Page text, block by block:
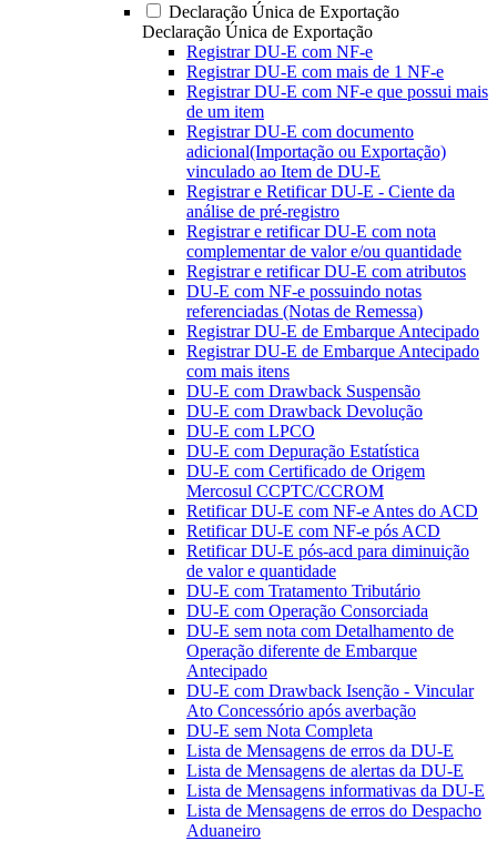
Declaração Única de Exportação
Declaração Única de Exportação
Registrar DU-E com NF-e
Registrar DU-E com mais de 1 NF-e
Registrar DU-E com NF-e que possui mais
de um item
Registrar DU-E com documento
adicional(Importação ou Exportação)
vinculado ao Item de DU-E
Registrar e Retificar DU-E - Ciente da
análise de pré-registro
Registrar e retificar DU-E com nota
complementar de valor e/ou quantidade
Registrar e retificar DU-E com atributos
DU-E com NF-e possuindo notas
referenciadas (Notas de Remessa)
Registrar DU-E de Embarque Antecipado
Registrar DU-E de Embarque Antecipado
com mais itens
DU-E com Drawback Suspensão
DU-E com Drawback Devolução
DU-E com LPCO
DU-E com Depuração Estatística
DU-E com Certificado de Origem
Mercosul CCPTC/CCROM
Retificar DU-E com NF-e Antes do ACD
Retificar DU-E com NF-e pós ACD
Retificar DU-E pós-acd para diminuição
de valor e quantidade
DU-E com Tratamento Tributário
DU-E com Operação Consorciada
DU-E sem nota com Detalhamento de
Operação diferente de Embarque
Antecipado
DU-E com Drawback Isenção - Vincular
Ato Concessório após averbação
DU-E sem Nota Completa
Lista de Mensagens de erros da DU-E
Lista de Mensagens de alertas da DU-E
Lista de Mensagens informativas da DU-E
Lista de Mensagens de erros do Despacho
Aduaneiro